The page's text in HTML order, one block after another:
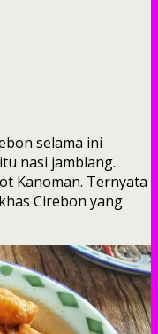
selama ini
nasi jamblang.
Kanoman. Ternyata
Cirebon yang